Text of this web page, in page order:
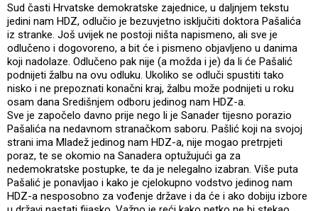
Sud časti Hrvatske demokratske zajednice, u daljnjem tekstu
jedini nam HDZ, odlučio je bezuvjetno isključiti doktora Pašalića
iz stranke. Još uvijek ne postoji ništa napismeno, ali sve je
odlučeno i dogovoreno, a bit će i pismeno objavljeno u danima
koji nadolaze. Odlučeno pak nije (a možda i je) da li će Pašalić
podnijeti žalbu na ovu odluku. Ukoliko se odluči spustiti tako
nisko i ne prepoznati konačni kraj, žalbu može podnijeti u roku
osam dana Središnjem odboru jedinog nam HDZ-a.
Sve je započelo davno prije nego li je Sanader tijesno porazio
Pašalića na nedavnom stranačkom saboru. Pašlić koji na svojoj
strani ima Mladež jedinog nam HDZ-a, nije mogao pretrpjeti
poraz, te se okomio na Sanadera optužujući ga za
nedemokratske postupke, te da je nelegalno izabran. Više puta
Pašalić je ponavljao i kako je cjelokupno vodstvo jedinog nam
HDZ-a nesposobno za vođenje države i da će i ako dobiju izbore